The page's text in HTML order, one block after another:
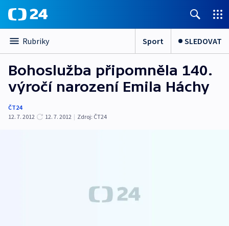
Rubriky Sport SLEDOVAT
Bohoslužba připomněla 140.
výročí narození Emila Háchy
ČT24
12. 7. 2012
12. 7. 2012 | Zdroj: ČT24